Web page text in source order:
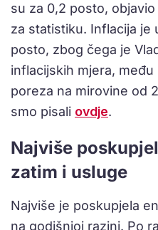
su za 0,2 posto,
za statistiku. Inflacija je
posto, zbog čega je
inflacijskih mjera, među
poreza na mirovine od
smo pisali ovdje.
Najviše
zatim i usluge
Najviše je poskupjela
na godišnjoj razini. Po